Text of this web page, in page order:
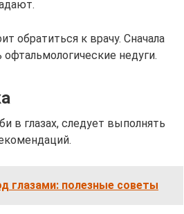
обратиться к врачу. Сначала
недуги.
в глазах, следует выполнять
глазами: полезные советы